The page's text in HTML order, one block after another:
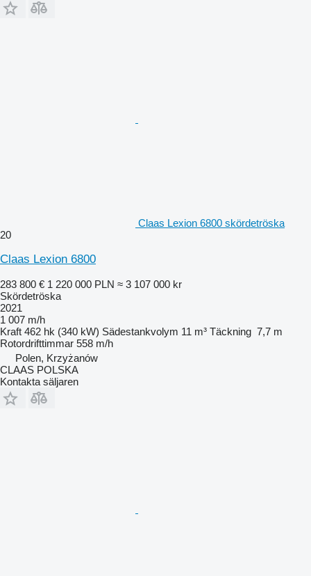
Claas Lexion 6800 skördetröska
20
Claas Lexion 6800
283 800 € 1 220 000 PLN ≈ 3 107 000 kr
Skördetröska
2021
1 007 m/h
Kraft 462 hk (340 kW) Sädestankvolym 11 m³ Täckning 7,7 m
Rotordrifttimmar 558 m/h
Polen, Krzyżanów
CLAAS POLSKA
Kontakta säljaren